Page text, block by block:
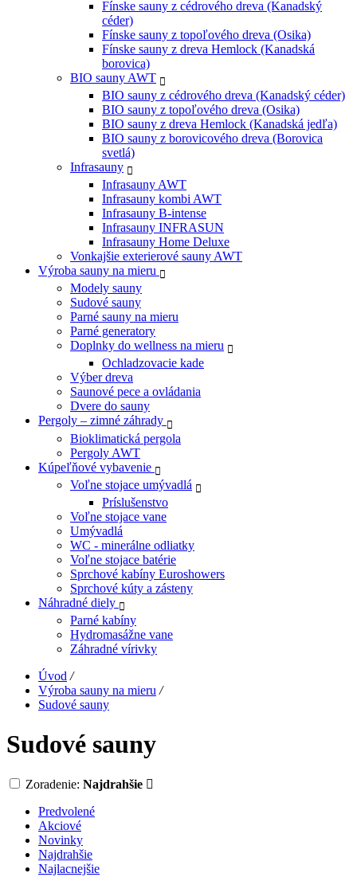
Fínske sauny z cédrového dreva (Kanadský
céder)
Fínske sauny z topoľového dreva (Osika)
Fínske sauny z dreva Hemlock (Kanadská
borovica)
BIO sauny AWT
BIO sauny z cédrového dreva (Kanadský céder)
BIO sauny z topoľového dreva (Osika)
BIO sauny z dreva Hemlock (Kanadská jedľa)
BIO sauny z borovicového dreva (Borovica
svetlá)
Infrasauny
Infrasauny AWT
Infrasauny kombi AWT
Infrasauny B-intense
Infrasauny INFRASUN
Infrasauny Home Deluxe
Vonkajšie exterierové sauny AWT
Výroba sauny na mieru
Modely sauny
Sudové sauny
Parné sauny na mieru
Parné generatory
Doplnky do wellness na mieru
Ochladzovacie kade
Výber dreva
Saunové pece a ovládania
Dvere do sauny
Pergoly – zimné záhrady
Bioklimatická pergola
Pergoly AWT
Kúpeľňové vybavenie
Voľne stojace umývadlá
Príslušenstvo
Voľne stojace vane
Umývadlá
WC - minerálne odliatky
Voľne stojace batérie
Sprchové kabíny Euroshowers
Sprchové kúty a zásteny
Náhradné diely
Parné kabíny
Hydromasážne vane
Záhradné vírivky
Úvod /
Výroba sauny na mieru /
Sudové sauny
Sudové sauny
Zoradenie: Najdrahšie
Predvolené
Akciové
Novinky
Najdrahšie
Najlacnejšie